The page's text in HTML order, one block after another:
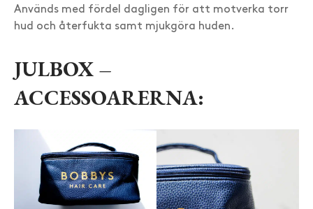
Används med fördel dagligen för att motverka torr
hud och återfukta samt mjukgöra huden.
JULBOX –
ACCESSOARERNA: